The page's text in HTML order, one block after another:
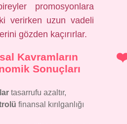
promosyonlara
verirken uzun vadeli
gözden kaçırırlar.
Kavramların
Sonuçları
tasarrufu azaltır,
finansal kırılganlığı